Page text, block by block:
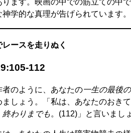
ります。映画の中での筋立ての中
神学的な真理が告げられています。
ースを走りぬく
112
者のように、あなたの一生の最後
ましょう。「私は、あなたのおき
終わりまでも 。(112)」と言いまし